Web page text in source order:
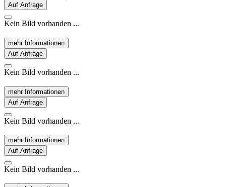
Auf Anfrage
Kein Bild vorhanden ...
mehr Informationen
Auf Anfrage
Kein Bild vorhanden ...
mehr Informationen
Auf Anfrage
Kein Bild vorhanden ...
mehr Informationen
Auf Anfrage
Kein Bild vorhanden ...